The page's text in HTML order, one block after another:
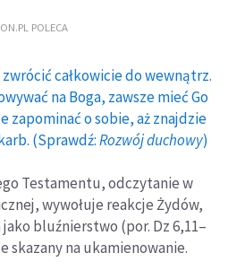
POLECA
całkowicie do wewnątrz.
na Boga, zawsze mieć Go
zapominać o sobie, aż znajdzie
(Sprawdź:Rozwój duchowy)
Testamentu, odczytanie w
wywołuje reakcje Żydów,
bluźnierstwo (por. Dz 6,11–
skazany na ukamienowanie.